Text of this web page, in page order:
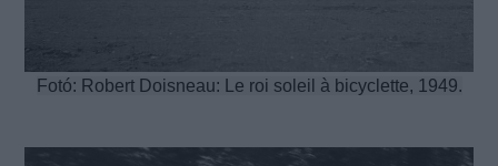
Fotó: Robert Doisneau: Le roi soleil à bicyclette, 1949.